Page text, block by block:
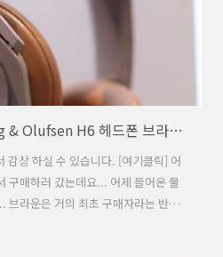
[단독;사진추가]B&O Bang & Olufsen H6 헤드폰 브라운 버젼 첫감상!
감상 하실 수 있습니다. [여기클릭] 어
구매하러 갔는데요... 어제 들어온 물
브라운은 거의 최초 구매자라는 반가
설계사가 상담해주는 것처럼 해서